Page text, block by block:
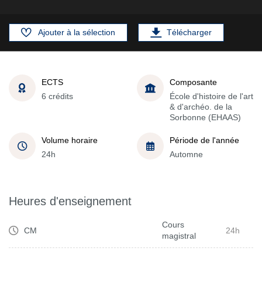
Ajouter à la sélection Télécharger
ECTS
6 crédits
Composante
École d'histoire de l'art
& d'archéo. de la
Sorbonne (EHAAS)
Volume horaire
24h
Période de l'année
Automne
Heures d'enseignement
CM
Cours
magistral
24h